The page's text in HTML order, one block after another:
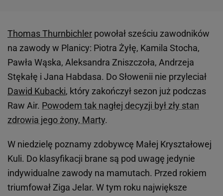
Thomas Thurnbichler powołał sześciu zawodników
na zawody w Planicy: Piotra Żyłę, Kamila Stocha,
Pawła Wąska, Aleksandra Zniszczoła, Andrzeja
Stękałę i Jana Habdasa. Do Słowenii nie przyleciał
Dawid Kubacki, który zakończył sezon już podczas
Raw Air. Powodem tak nagłej decyzji był zły stan
zdrowia jego żony, Marty.
W niedzielę poznamy zdobywcę Małej Kryształowej
Kuli. Do klasyfikacji brane są pod uwagę jedynie
indywidualne zawody na mamutach. Przed rokiem
triumfował Ziga Jelar. W tym roku największe